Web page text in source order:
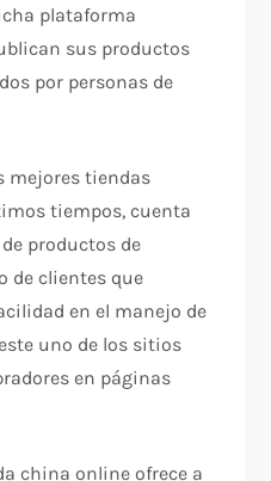
plataforma
sus productos
por personas de
mejores tiendas
tiempos, cuenta
productos de
de clientes que
en el manejo de
uno de los sitios
en páginas
china online ofrece a